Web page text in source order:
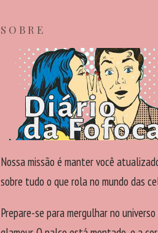
SOBRE
Nossa missão é manter você
sobre tudo o que rola no mundo das
Prepare-se para mergulhar no